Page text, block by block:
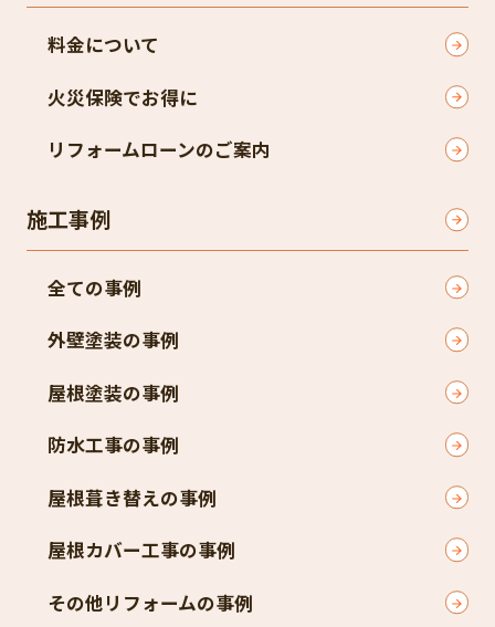
料金について
火災保険でお得に
リフォームローンのご案内
施工事例
全ての事例
外壁塗装の事例
屋根塗装の事例
防水工事の事例
屋根葺き替えの事例
屋根カバー工事の事例
その他リフォームの事例